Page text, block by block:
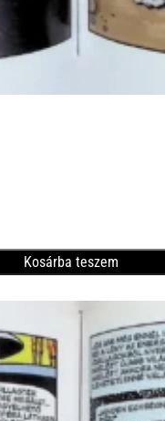
Kosárba teszem